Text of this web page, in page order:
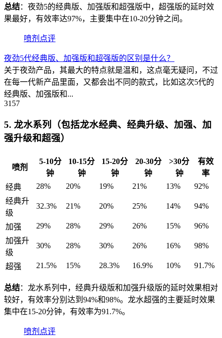
总结：夜劲5的经典版、加强版和超强版中，超强版的延时效
果最好，有效率达97%，主要集中在10-20分钟之间。
喷剂点评
夜劲5代经典版、加强版和超强版的区别是什么？
关于夜劲产品，其最大的特点就是温和，这点毫无疑问，不过
在每一代新产品里面，又都会出不同的款式，比如这次5代的
经典版、加强版和...
3157
5. 龙水系列（包括龙水经典、经典升级、加强、加
强升级和超强）
喷剂
5-10分
钟
10-15分
钟
15-20分
钟
20-30分
钟
>30分
钟
有效
率
经典
28% 20% 19% 21% 13%
92%
经典升
级
32.3% 21% 20% 25% 14% 94%
加强 29% 28% 29% 26% 15%
96%
加强升
级
30% 28% 30% 26% 16% 98%
超强 21.5% 15% 28.3% 16.9% 10% 91.7%
总结：龙水系列中，经典升级版和加强升级版的延时效果相对
较好，有效率分别达到94%和98%。龙水超强的主要延时效果
集中在15-20分钟，有效率为91.7%。
喷剂点评